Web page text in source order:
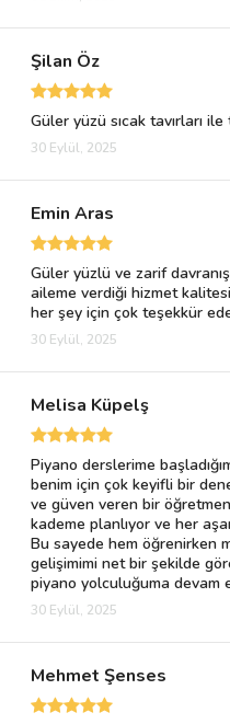
Şilan Öz
Güler yüzü sıcak tavırları
30 Eylül, 2025
Emin Aras
Güler yüzlü ve zarif
aileme verdiği hizmet
her şey için çok teşekkür
30 Eylül, 2025
Melisa Küpelş
Piyano derslerime
benim için çok keyifli bir
ve güven veren bir
kademe planlıyor ve her
Bu sayede hem öğrenirken
gelişimimi net bir şekilde
piyano yolculuğuma devam
30 Eylül, 2025
Mehmet Şenses